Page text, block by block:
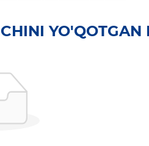
YO'QOTGAN